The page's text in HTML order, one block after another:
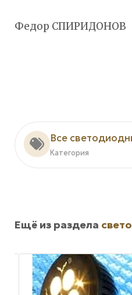
Федор СПИРИДОНОВ
Все
Категория
Ещё из раздела